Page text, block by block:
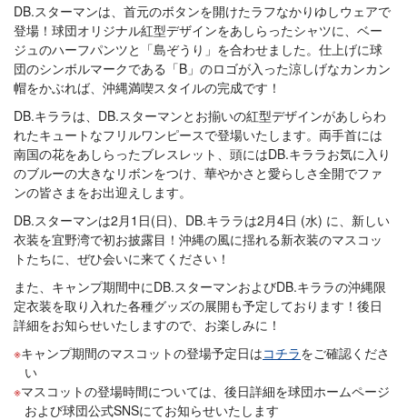
DB.スターマンは、首元のボタンを開けたラフなかりゆしウェアで
登場！球団オリジナル紅型デザインをあしらったシャツに、ベー
ジュのハーフパンツと「島ぞうり」を合わせました。仕上げに球
団のシンボルマークである「B」のロゴが入った涼しげなカンカン
帽をかぶれば、沖縄満喫スタイルの完成です！
DB.キララは、DB.スターマンとお揃いの紅型デザインがあしらわ
れたキュートなフリルワンピースで登場いたします。両手首には
南国の花をあしらったブレスレット、頭にはDB.キララお気に入り
のブルーの大きなリボンをつけ、華やかさと愛らしさ全開でファ
ンの皆さまをお出迎えします。
DB.スターマンは2月1日(日)、DB.キララは2月4日 (水) に、新しい
衣装を宜野湾で初お披露目！沖縄の風に揺れる新衣装のマスコッ
トたちに、ぜひ会いに来てください！
また、キャンプ期間中にDB.スターマンおよびDB.キララの沖縄限
定衣装を取り入れた各種グッズの展開も予定しております！後日
詳細をお知らせいたしますので、お楽しみに！
キャンプ期間のマスコットの登場予定日はコチラをご確認くださ
い
マスコットの登場時間については、後日詳細を球団ホームページ
および球団公式SNSにてお知らせいたします